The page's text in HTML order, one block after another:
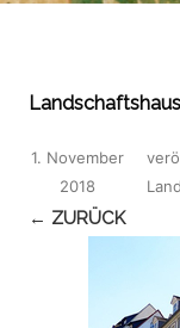
1. November
2018
← ZURÜCK